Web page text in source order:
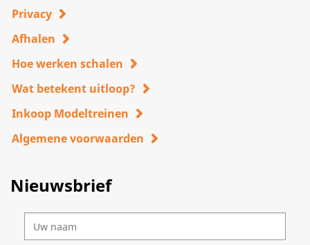
Privacy
Afhalen
Hoe werken schalen
Wat betekent uitloop?
Inkoop Modeltreinen
Algemene voorwaarden
Nieuwsbrief